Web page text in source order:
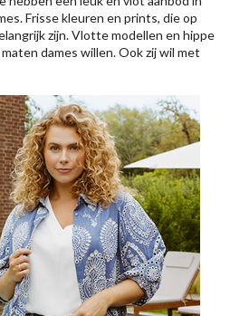
Frisse kleuren en prints, die op
zijn. Vlotte modellen en hippe
dames willen. Ook zij wil met